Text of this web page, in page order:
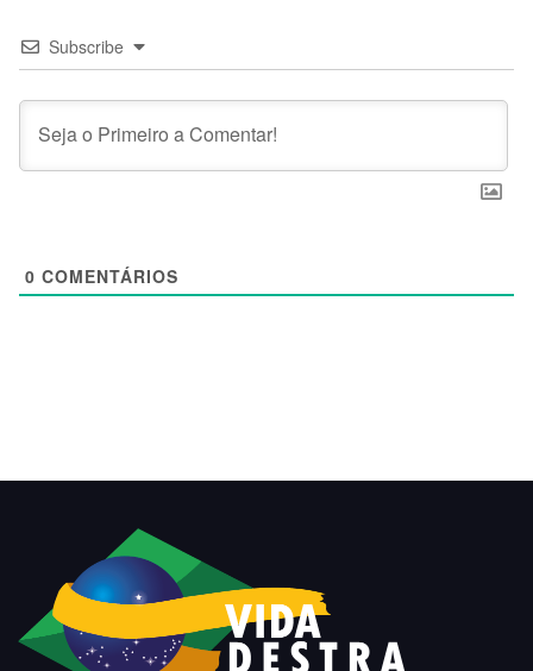
Subscribe
0 COMENTÁRIOS